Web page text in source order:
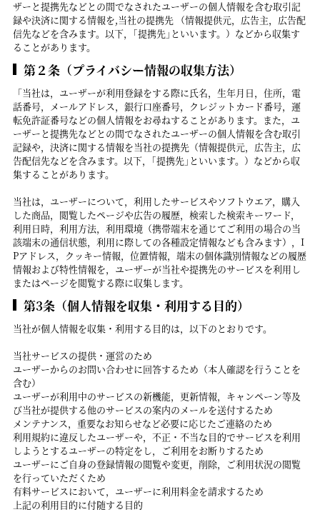
ザーと提携先などとの間でなされたユーザーの個人情報を含む取引記
録や決済に関する情報を,当社の提携先 （情報提供元，広告主，広告配
信先などを含みます。以下，｢提携先｣といいます。）などから収集す
ることがあります。
第２条（プライバシー情報の収集方法）
「当社は，ユーザーが利用登録をする際に氏名，生年月日，住所，電
話番号，メールアドレス，銀行口座番号，クレジットカード番号，運
転免許証番号などの個人情報をお尋ねすることがあります。また，ユ
ーザーと提携先などとの間でなされたユーザーの個人情報を含む取引
記録や，決済に関する情報を当社の提携先（情報提供元，広告主，広
告配信先などを含みます。以下，｢提携先｣といいます。）などから収
集することがあります。
当社は，ユーザーについて，利用したサービスやソフトウエア，購入
した商品，閲覧したページや広告の履歴，検索した検索キーワード，
利用日時，利用方法，利用環境（携帯端末を通じてご利用の場合の当
該端末の通信状態，利用に際しての各種設定情報なども含みます），I
Pアドレス，クッキー情報，位置情報，端末の個体識別情報などの履歴
情報および特性情報を，ユーザーが当社や提携先のサービスを利用し
またはページを閲覧する際に収集します。
第3条（個人情報を収集・利用する目的）
当社が個人情報を収集・利用する目的は，以下のとおりです。
当社サービスの提供・運営のため
ユーザーからのお問い合わせに回答するため（本人確認を行うことを
含む）
ユーザーが利用中のサービスの新機能，更新情報，キャンペーン等及
び当社が提供する他のサービスの案内のメールを送付するため
メンテナンス，重要なお知らせなど必要に応じたご連絡のため
利用規約に違反したユーザーや，不正・不当な目的でサービスを利用
しようとするユーザーの特定をし，ご利用をお断りするため
ユーザーにご自身の登録情報の閲覧や変更，削除，ご利用状況の閲覧
を行っていただくため
有料サービスにおいて，ユーザーに利用料金を請求するため
上記の利用目的に付随する目的